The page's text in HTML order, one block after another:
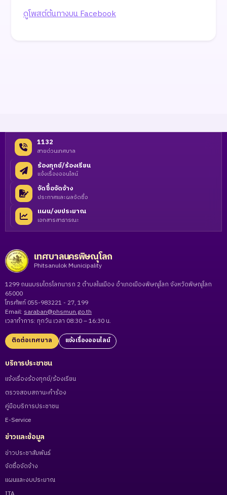
ดูโพสต์ต้นทางบน Facebook
1132
สายด่วนเทศบาล
ร้องทุกข์/ร้องเรียน
แจ้งเรื่องออนไลน์
จัดซื้อจัดจ้าง
ประกาศและผลจัดซื้อ
แผน/งบประมาณ
เอกสารสาธารณะ
เทศบาลนครพิษณุโลก
Phitsanulok Municipality
1299 ถนนบรมไตรโลกนารถ 2 ตำบลในเมือง อำเภอเมืองพิษณุโลก จังหวัดพิษณุโลก
65000
โทรศัพท์ 055-983221 - 27, 199
Email: saraban@phsmun.go.th
เวลาทำการ: ทุกวัน เวลา 08:30 – 16:30 น.
ติดต่อเทศบาล แจ้งเรื่องออนไลน์
บริการประชาชน
แจ้งเรื่องร้องทุกข์/ร้องเรียน
ตรวจสอบสถานะคำร้อง
คู่มือบริการประชาชน
E-Service
ข่าวและข้อมูล
ข่าวประชาสัมพันธ์
จัดซื้อจัดจ้าง
แผนและงบประมาณ